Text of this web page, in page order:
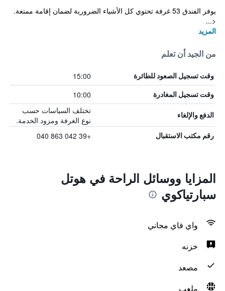
يوفر الفندق 53 غرفة تحتوي كل الأشياء الضرورية لضمان إقامة ممتعة.
<...
المزيد
من الجيد أن تعلم
وقت تسجيل الصعود للطائرة 15:00
وقت تسجيل المغادرة 10:00
الدفع والإلغاء
تختلف السياسات حسب
نوع الغرفة ومزود الخدمة.
رقم مكتب الاستقبال +39 042 863 040
المزايا ووسائل الراحة في هوتل
سبارتياكوي
واي فاي مجاني
خزنه
مصعد
ملعب